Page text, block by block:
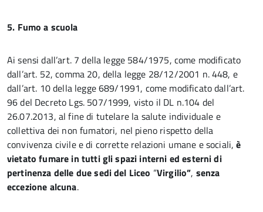
5. Fumo a scuola
Ai sensi dall’art. 7 della legge 584/1975, come modificato
dall’art. 52, comma 20, della legge 28/12/2001 n. 448, e
dall’art. 10 della legge 689/1991, come modificato dall’art.
96 del Decreto Lgs. 507/1999, visto il DL n.104 del
26.07.2013, al fine di tutelare la salute individuale e
collettiva dei non fumatori, nel pieno rispetto della
convivenza civile e di corrette relazioni umane e sociali,è
vietato fumare in tutti gli spazi interni ed esterni di
pertinenza delle due sedi del Liceo “Virgilio”, senza
eccezione alcuna.